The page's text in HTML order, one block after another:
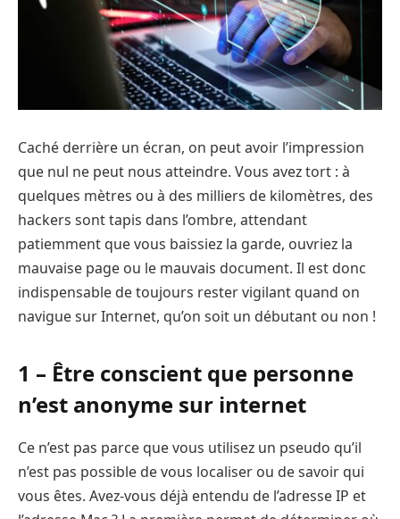
Caché derrière un écran, on peut avoir l’impression
que nul ne peut nous atteindre. Vous avez tort : à
quelques mètres ou à des milliers de kilomètres, des
hackers sont tapis dans l’ombre, attendant
patiemment que vous baissiez la garde, ouvriez la
mauvaise page ou le mauvais document. Il est donc
indispensable de toujours rester vigilant quand on
navigue sur Internet, qu’on soit un débutant ou non !
1 – Être conscient que personne
n’est anonyme sur internet
Ce n’est pas parce que vous utilisez un pseudo qu’il
n’est pas possible de vous localiser ou de savoir qui
vous êtes. Avez-vous déjà entendu de l’adresse IP et